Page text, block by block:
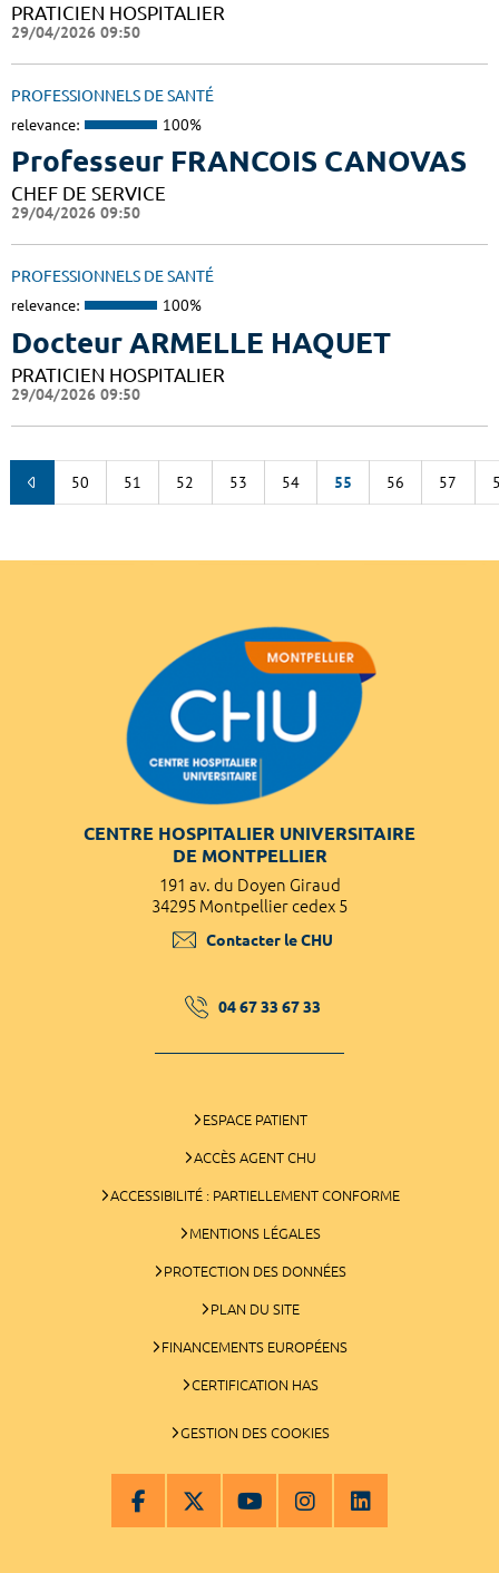
PRATICIEN HOSPITALIER
29/04/2026 09:50
PROFESSIONNELS DE SANTÉ
relevance: 100%
Professeur FRANCOIS CANOVAS
CHEF DE SERVICE
29/04/2026 09:50
PROFESSIONNELS DE SANTÉ
relevance: 100%
Docteur ARMELLE HAQUET
PRATICIEN HOSPITALIER
29/04/2026 09:50
50 51 52 53 54 55 56 57
CENTRE HOSPITALIER UNIVERSITAIRE
DE MONTPELLIER
191 av. du Doyen Giraud
34295 Montpellier cedex 5
Contacter le CHU
04 67 33 67 33
ESPACE PATIENT
ACCÈS AGENT CHU
ACCESSIBILITÉ : PARTIELLEMENT CONFORME
MENTIONS LÉGALES
PROTECTION DES DONNÉES
PLAN DU SITE
FINANCEMENTS EUROPÉENS
CERTIFICATION HAS
GESTION DES COOKIES